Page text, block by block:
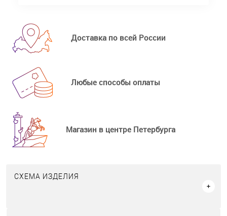
Доставка по всей России
Любые способы оплаты
Магазин в центре Петербурга
СХЕМА ИЗДЕЛИЯ